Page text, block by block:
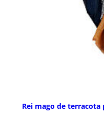
Rei mago de